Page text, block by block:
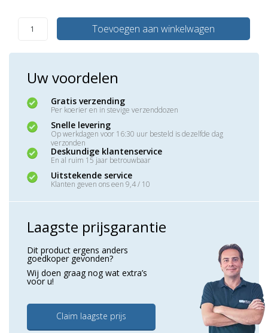
Toevoegen aan winkelwagen
Uw voordelen
Gratis verzending
Per koerier en in stevige verzenddozen
Snelle levering
Op werkdagen voor 16:30 uur besteld is dezelfde dag
verzonden
Deskundige klantenservice
En al ruim 15 jaar betrouwbaar
Uitstekende service
Klanten geven ons een 9,4 / 10
Laagste prijsgarantie
Dit product ergens anders
goedkoper gevonden?
Wij doen graag nog wat extra’s
voor u!
Claim laagste prijs